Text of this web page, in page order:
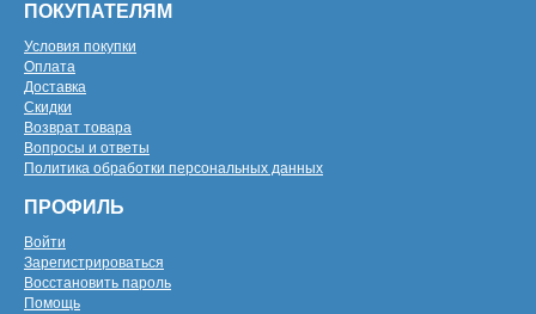
ПОКУПАТЕЛЯМ
Условия покупки
Оплата
Доставка
Скидки
Возврат товара
Вопросы и ответы
Политика обработки персональных данных
ПРОФИЛЬ
Войти
Зарегистрироваться
Восстановить пароль
Помощь